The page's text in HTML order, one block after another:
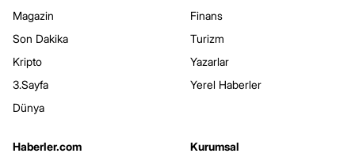
Magazin
Son Dakika
Kripto
3.Sayfa
Dünya
Finans
Turizm
Yazarlar
Yerel Haberler
Haberler.com
Kurumsal